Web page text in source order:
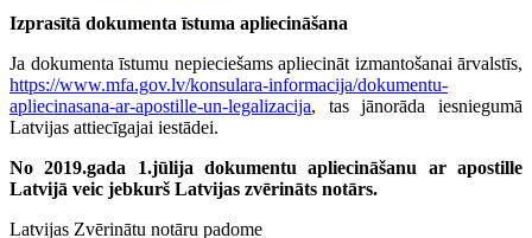
Izprasītā dokumenta īstuma apliecināšana
Ja dokumenta īstumu nepieciešams apliecināt izmantošanai ārvalstīs,
https://www.mfa.gov.lv/konsulara-informacija/dokumentu-
apliecinasana-ar-apostille-un-legalizacija, tas jānorāda iesniegumā
Latvijas attiecīgajai iestādei.
No 2019.gada 1.jūlija dokumentu apliecināšanu ar apostille
Latvijā veic jebkurš Latvijas zvērināts notārs.
Latvijas Zvērinātu notāru padome